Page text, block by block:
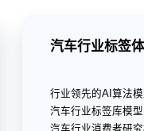
汽车行业标签
行业领先的AI算法
汽车行业标签库模型